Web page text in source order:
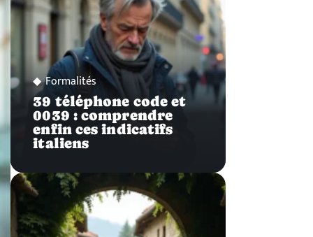
Formalités
39 téléphone code et
0039 : comprendre
enfin ces indicatifs
italiens